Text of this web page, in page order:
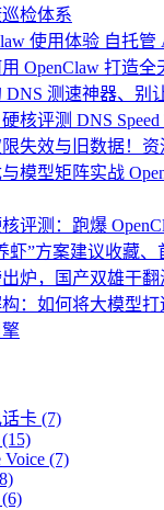
检体系
使用体验 自托
OpenClaw 打造
DNS 测速神器、别
核评测 DNS
失效与旧数据！资
模型矩阵实战
评测：跑爆
虾”方案建议收藏、
炉，国产双雄干翻
：如何将大模型
卡 (7)
(15)
Voice (7)
(6)